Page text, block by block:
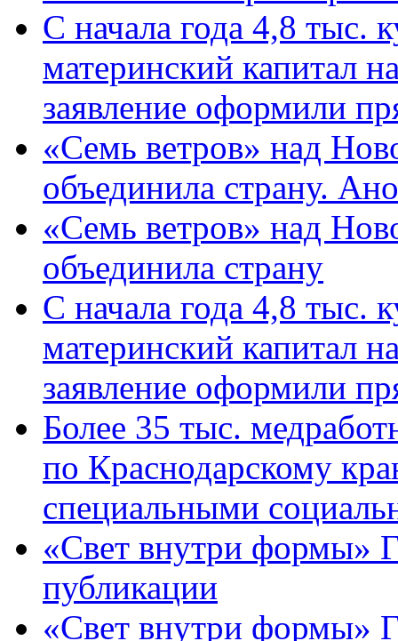
С начала года 4,8 тыс.
материнский капитал
заявление оформили
«Семь ветров» над
объединила страну.
«Семь ветров» над
объединила страну
С начала года 4,8 тыс.
материнский капитал
заявление оформили
Более 35 тыс.
по Краснодарскому
специальными
«Свет внутри формы»
публикации
«Свет внутри формы»